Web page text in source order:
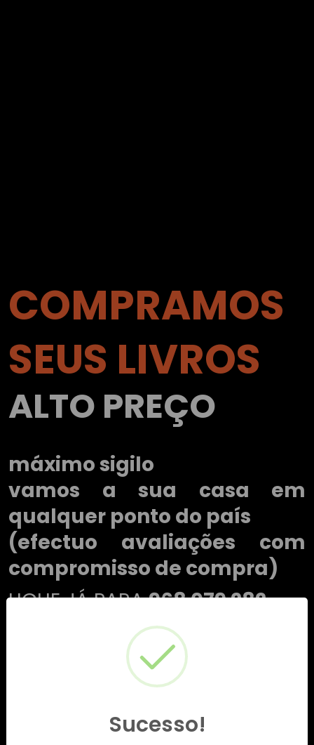
COMPRAMOS
SEUS LIVROS
ALTO PREÇO
máximo sigilo
vamos a sua casa em
qualquer ponto do país
(efectuo avaliações com
compromisso de compra)
LIGUE JÁ PARA968 079 282
Sucesso!